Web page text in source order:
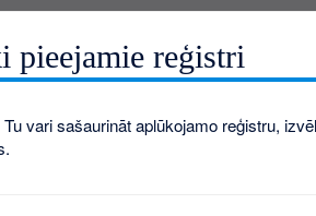
pieejamie reģistri
vari sašaurināt aplūkojamo reģistru,